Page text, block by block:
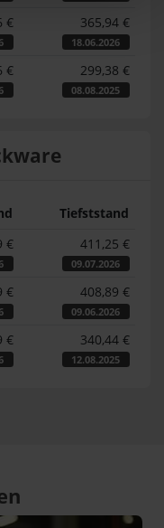
€ 365,94 €
18.06.2026
€ 299,38 €
08.08.2025
Tiefststand
€ 411,25 €
09.07.2026
€ 408,89 €
09.06.2026
€ 340,44 €
12.08.2025